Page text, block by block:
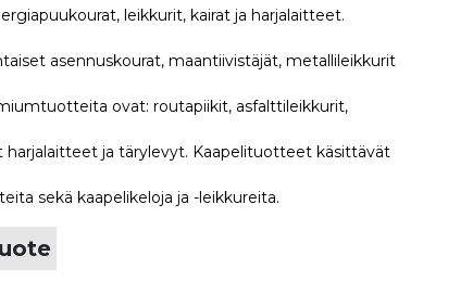
leikkurit, kairat ja harjalaitteet.
asennuskourat, maantiivistäjät, metallileikkurit
ovat: routapiikit, asfalttileikkurit,
harjalaitteet ja tärylevyt. Kaapelituotteet käsittävät
sekä kaapelikeloja ja -leikkureita.